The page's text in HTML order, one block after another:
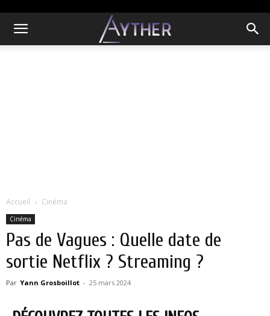
Accueil Cinéma
Cinéma
Pas de Vagues : Quelle date de
sortie Netflix ? Streaming ?
Par Yann Grosboillot - 25 mars 2024